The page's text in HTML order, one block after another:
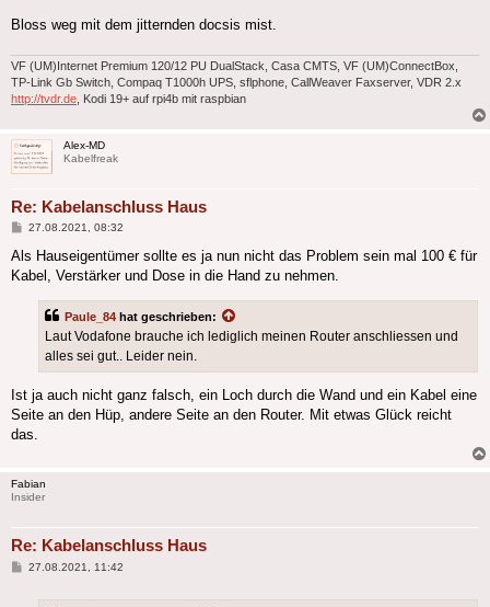
Bloss weg mit dem jitternden docsis mist.
VF (UM)Internet Premium 120/12 PU DualStack, Casa CMTS, VF (UM)ConnectBox,
TP-Link Gb Switch, Compaq T1000h UPS, sflphone, CallWeaver Faxserver, VDR 2.x
http://tvdr.de , Kodi 19+ auf rpi4b mit raspbian
Alex-MD
Kabelfreak
Re: Kabelanschluss Haus
Beitrag
27.08.2021, 08:32
Als Hauseigentümer sollte es ja nun nicht das Problem sein mal 100 € für
Kabel, Verstärker und Dose in die Hand zu nehmen.
Paule_84 hat geschrieben:
Laut Vodafone brauche ich lediglich meinen Router anschliessen und
alles sei gut.. Leider nein.
Ist ja auch nicht ganz falsch, ein Loch durch die Wand und ein Kabel eine
Seite an den Hüp, andere Seite an den Router. Mit etwas Glück reicht
das.
Fabian
Insider
Re: Kabelanschluss Haus
Beitrag
27.08.2021, 11:42